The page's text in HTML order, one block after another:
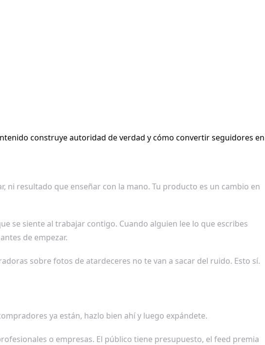
construye autoridad de verdad y cómo convertir seguidores en
ni resultado que enseñar con la mano. Tu producto es un cambio en
se siente al trabajar contigo. Cuando alguien lee lo que escribes
de empezar.
sobre fotos de atardeceres no te van a sacar del ruido. Esto sí.
ya están, hazlo bien ahí y luego expándete.
o empresas. El público tiene presupuesto, el feed premia